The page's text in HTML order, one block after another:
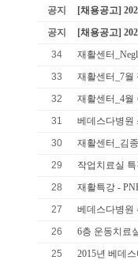
공지
[채용공고]
공지
[채용공고]
34
재활센터
33
재활센터_7월
32
재활센터_4월
31
베데스다병원
30
재활센터_김
29
작업치료실 특
28
재활특강 -
27
베데스다병원
26
6층 운동치료
25
2015년 베데